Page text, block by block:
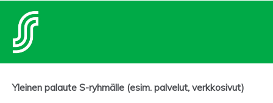
Yleinen palaute S-ryhmälle (esim. palvelut, verkkosivut)